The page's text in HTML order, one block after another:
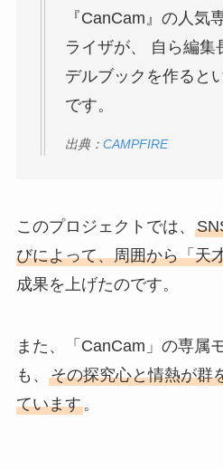
『CanCam』の人気
ライザが、 自ら編集
デルブックを作ると
です。
出典： CAMPFIRE
このプロジェクトでは、
びによって、周囲から「天
成果を上げたのです。
また、「CanCam」の専属
も、 その探究心と情熱が群
ています。